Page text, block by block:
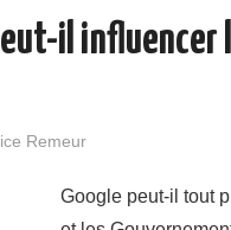
il influencer
Remeur
Google peut-il tout